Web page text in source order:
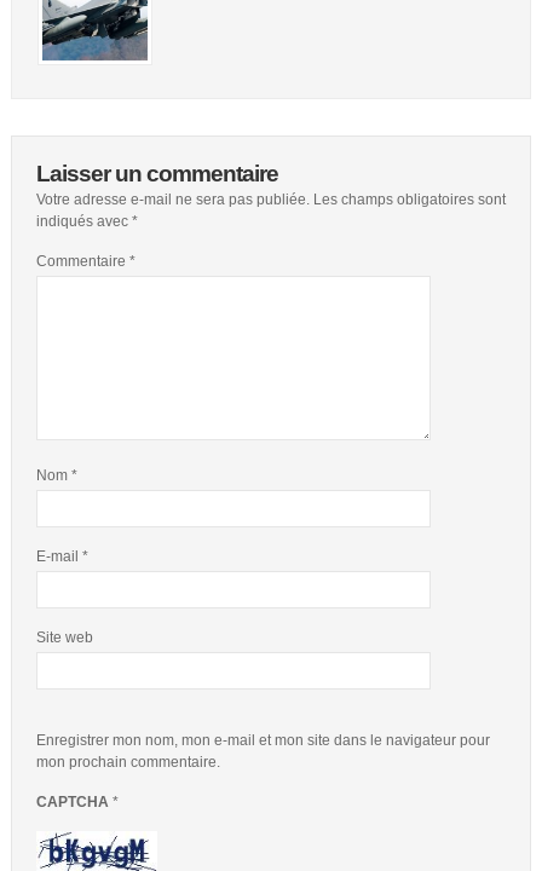
Laisser un commentaire
Votre adresse e-mail ne sera pas publiée. Les champs obligatoires sont
indiqués avec *
Commentaire *
Nom *
E-mail *
Site web
Enregistrer mon nom, mon e-mail et mon site dans le navigateur pour
mon prochain commentaire.
CAPTCHA *